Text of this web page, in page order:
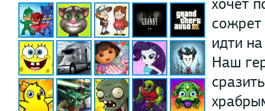
хочет
сожрет
идти
Наш